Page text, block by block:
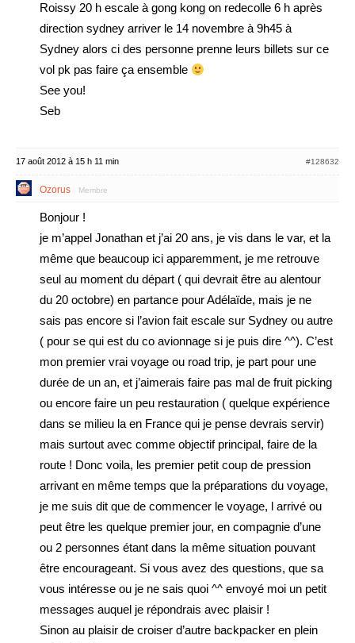
Roissy 20 h escale à gong kong on redecolle 6 h après
direction sydney arriver le 14 novembre à 9h45 à
Sydney alors ci des personne prenne leurs billets sur ce
vol pk pas faire ça ensemble
See you!
Seb
17 août 2012 à 15 h 11 min #128632
Ozorus Membre
Bonjour !
je m’appel Jonathan et j’ai 20 ans, je vis dans le var, et la
même que beaucoup ici apparemment, je me retrouve
seul au moment du départ ( qui devrait être au alentour
du 20 octobre) en partance pour Adélaïde, mais je ne
sais pas encore si l’avion fait escale sur Sydney ou autre
( pour se qui est du co avionnage si je puis dire ^^). C’est
mon premier vrai voyage ou road trip, je part pour une
durée de un an, et j’aimerais faire pas mal de fruit picking
ou encore faire un peu restauration ( quelque expérience
dans se milieu la en France qui je pense devrais servir)
mais surtout avec comme objectif principal, faire de la
route ! Donc voila, les premier petit coup de pression
arrivant en même temps que la préparations du voyage,
je me suis dit que de commencer le voyage, l arrivé ou
peut être les quelque premier jour, en compagnie d’une
ou 2 personnes étant dans la même situation pouvant
être encourageant. Si vous avez des questions, que sa
vous intéresse ou je ne sais quoi ^^ envoyé moi un petit
messages auquel je répondrais avec plaisir !
Sinon au plaisir de croiser d’autre backpacker en plein